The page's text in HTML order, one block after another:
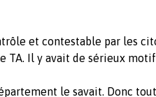
et contestable par les
TA. Il y avait de sérieux
le savait. Donc